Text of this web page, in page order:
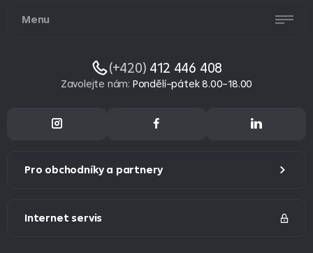
Menu
(+420) 412 446 408
Zavolejte nám: Pondělí–pátek 8.00–18.00
Pro obchodníky a partnery
Internet servis